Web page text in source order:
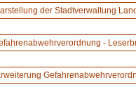
der Stadtverwaltung
-